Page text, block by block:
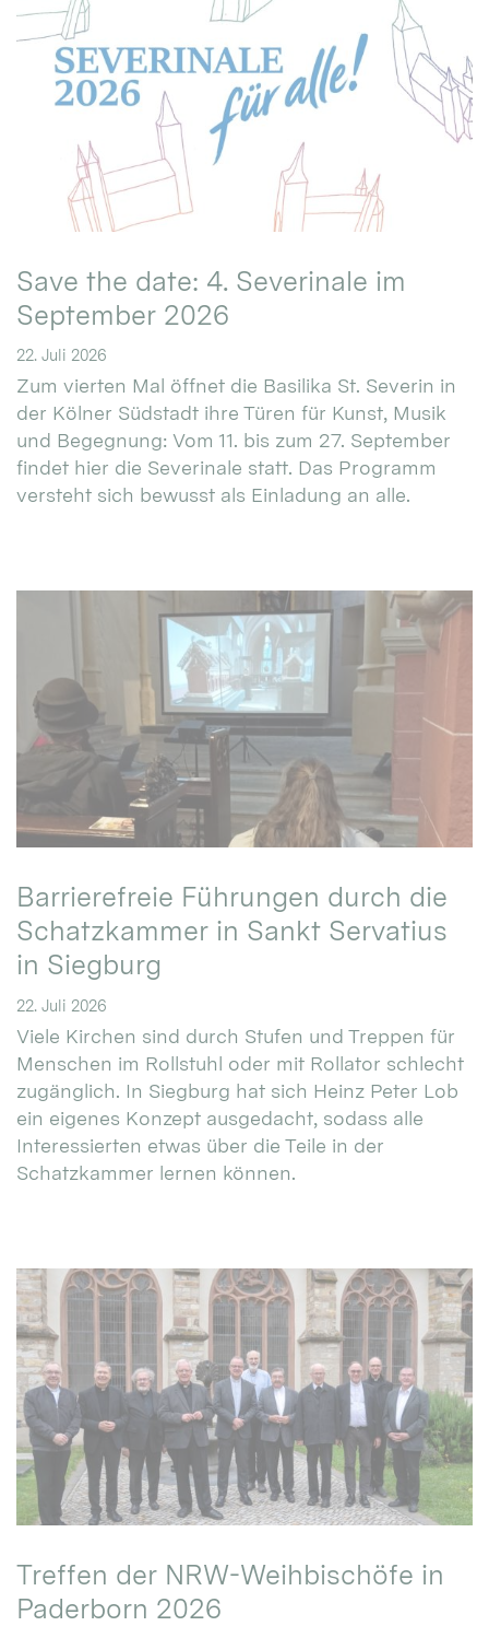
Save the date: 4. Severinale im
September 2026
22. Juli 2026
Zum vierten Mal öffnet die Basilika St. Severin in
der Kölner Südstadt ihre Türen für Kunst, Musik
und Begegnung: Vom 11. bis zum 27. September
findet hier die Severinale statt. Das Programm
versteht sich bewusst als Einladung an alle.
Barrierefreie Führungen durch die
Schatzkammer in Sankt Servatius
in Siegburg
22. Juli 2026
Viele Kirchen sind durch Stufen und Treppen für
Menschen im Rollstuhl oder mit Rollator schlecht
zugänglich. In Siegburg hat sich Heinz Peter Lob
ein eigenes Konzept ausgedacht, sodass alle
Interessierten etwas über die Teile in der
Schatzkammer lernen können.
Treffen der NRW-Weihbischöfe in
Paderborn 2026